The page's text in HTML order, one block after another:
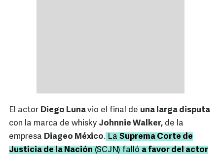
El actor Diego Lunavio el final de una larga disputa
con la marca de whisky Johnnie Walker, de la
empresa Diageo México. La Suprema Corte de
Justicia de la Nación (SCJN) falló a favor del actor